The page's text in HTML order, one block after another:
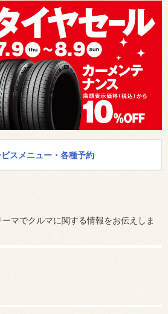
スメニュー・各種予約
マでクルマに関する情報をお伝えしま